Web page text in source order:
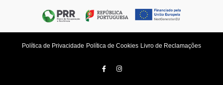
Política de Privacidade Política de Cookies Livro de Reclamações